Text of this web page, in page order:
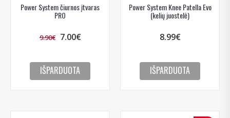
Power System čiurnos įtvaras
PRO
9.90€ 7.00€
IŠPARDUOTA
Power System Knee Patella Evo
(kelių juostelė)
8.99€
IŠPARDUOTA